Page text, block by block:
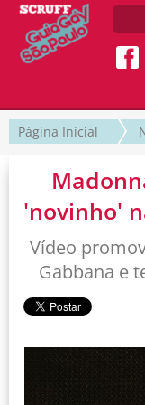
Página Inicial
'novinho'
Vídeo
Gabbana e